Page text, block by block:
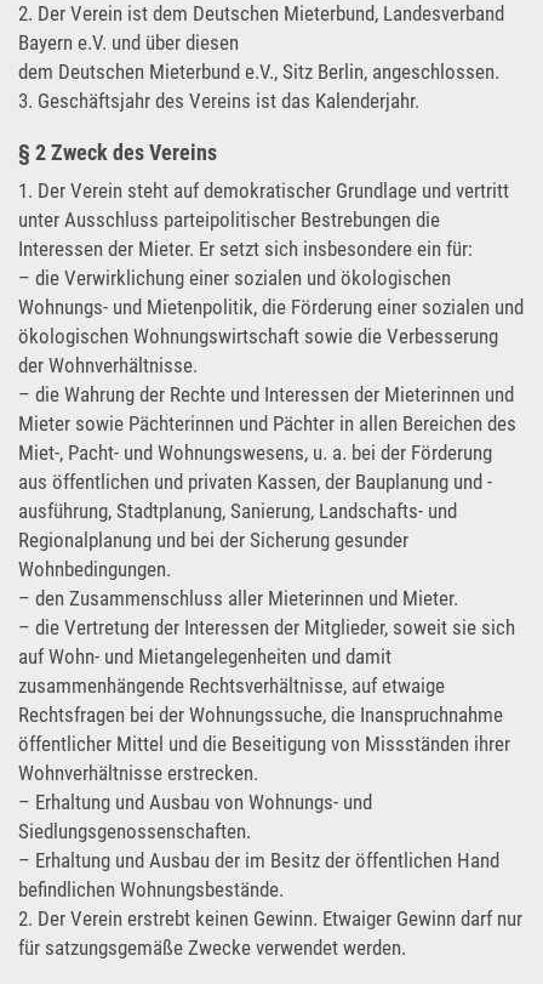
2. Der Verein ist dem Deutschen Mieterbund, Landesverband
Bayern e.V. und über diesen
dem Deutschen Mieterbund e.V., Sitz Berlin, angeschlossen.
3. Geschäftsjahr des Vereins ist das Kalenderjahr.
§ 2 Zweck des Vereins
1. Der Verein steht auf demokratischer Grundlage und vertritt
unter Ausschluss parteipolitischer Bestrebungen die
Interessen der Mieter. Er setzt sich insbesondere ein für:
– die Verwirklichung einer sozialen und ökologischen
Wohnungs- und Mietenpolitik, die Förderung einer sozialen und
ökologischen Wohnungswirtschaft sowie die Verbesserung
der Wohnverhältnisse.
– die Wahrung der Rechte und Interessen der Mieterinnen und
Mieter sowie Pächterinnen und Pächter in allen Bereichen des
Miet-, Pacht- und Wohnungswesens, u. a. bei der Förderung
aus öffentlichen und privaten Kassen, der Bauplanung und -
ausführung, Stadtplanung, Sanierung, Landschafts- und
Regionalplanung und bei der Sicherung gesunder
Wohnbedingungen.
– den Zusammenschluss aller Mieterinnen und Mieter.
– die Vertretung der Interessen der Mitglieder, soweit sie sich
auf Wohn- und Mietangelegenheiten und damit
zusammenhängende Rechtsverhältnisse, auf etwaige
Rechtsfragen bei der Wohnungssuche, die Inanspruchnahme
öffentlicher Mittel und die Beseitigung von Missständen ihrer
Wohnverhältnisse erstrecken.
– Erhaltung und Ausbau von Wohnungs- und
Siedlungsgenossenschaften.
– Erhaltung und Ausbau der im Besitz der öffentlichen Hand
befindlichen Wohnungsbestände.
2. Der Verein erstrebt keinen Gewinn. Etwaiger Gewinn darf nur
für satzungsgemäße Zwecke verwendet werden.